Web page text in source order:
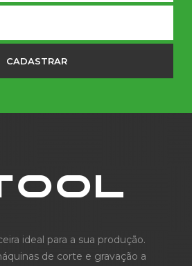
CADASTRAR
ideal para a sua produção.
de corte e gravação a